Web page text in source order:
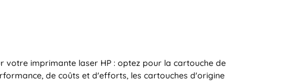
votre imprimante laser HP : optez pour la cartouche de
de coûts et d'efforts, les cartouches d'origine